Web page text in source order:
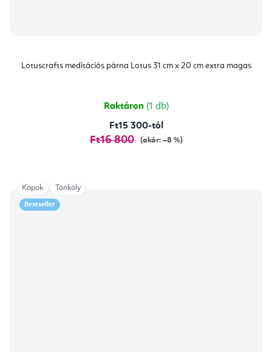
Lotuscrafts meditációs párna Lotus 31 cm x 20 cm extra magas
Raktáron (1 db)
Ft15 300-tól
Ft16 800 (akár: –8 %)
Bestseller
Kapok Tönköly